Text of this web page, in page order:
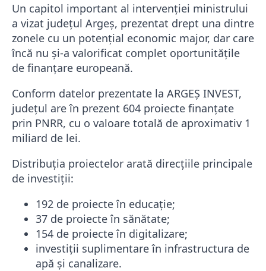
Un capitol important al intervenției ministrului
a vizat județul Argeș, prezentat drept una dintre
zonele cu un potențial economic major, dar care
încă nu și-a valorificat complet oportunitățile
de finanțare europeană.
Conform datelor prezentate la ARGEȘ INVEST,
județul are în prezent 604 proiecte finanțate
prin PNRR, cu o valoare totală de aproximativ 1
miliard de lei.
Distribuția proiectelor arată direcțiile principale
de investiții:
192 de proiecte în educație;
37 de proiecte în sănătate;
154 de proiecte în digitalizare;
investiții suplimentare în infrastructura de
apă și canalizare.